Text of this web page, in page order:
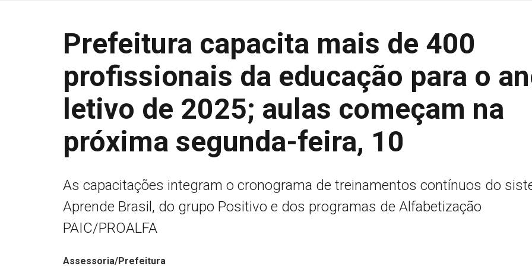
Prefeitura capacita mais de 400
profissionais da educação para o
letivo de 2025; aulas começam na
próxima segunda-feira, 10
As capacitações integram o cronograma de treinamentos contínuos do
Aprende Brasil, do grupo Positivo e dos programas de Alfabetização
PAIC/PROALFA
Assessoria/Prefeitura